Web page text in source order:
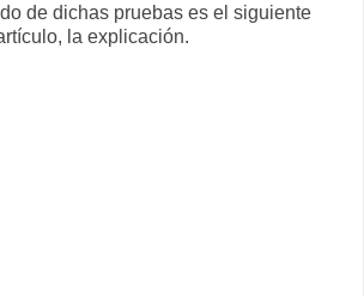
de dichas pruebas es el siguiente
la explicación.